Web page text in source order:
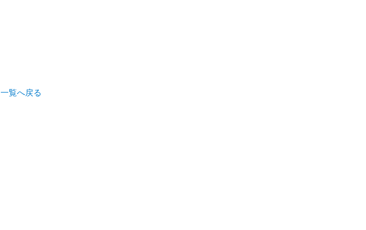
一覧へ戻る